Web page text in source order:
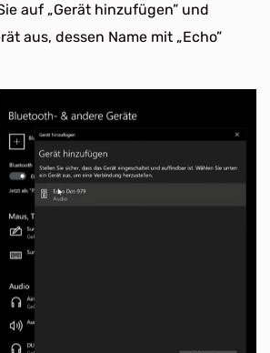
auf „Gerät hinzufügen” und
aus, dessen Name mit „Echo”